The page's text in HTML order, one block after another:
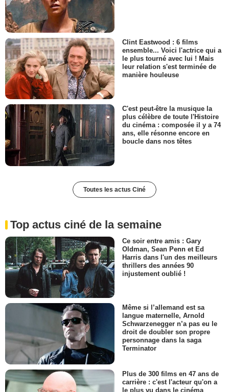
Clint Eastwood : 6 films
ensemble... Voici l'actrice qui a
le plus tourné avec lui ! Mais
leur relation s'est terminée de
manière houleuse
C'est peut-être la musique la
plus célèbre de toute l'Histoire
du cinéma : composée il y a 74
ans, elle résonne encore en
boucle dans nos têtes
Toutes les actus Ciné
Top actus ciné de la semaine
Ce soir entre amis : Gary
Oldman, Sean Penn et Ed
Harris dans l'un des meilleurs
thrillers des années 90
injustement oublié !
Même si l’allemand est sa
langue maternelle, Arnold
Schwarzenegger n’a pas eu le
droit de doubler son propre
personnage dans la saga
Terminator
Plus de 300 films en 47 ans de
carrière : c'est l'acteur qu'on a
le plus vu dans le cinéma